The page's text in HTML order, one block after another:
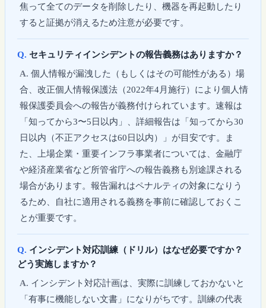
焦って全てのデータを削除したり、機器を再起動したり
すると証拠が消えるため注意が必要です。
セキュリティインシデントの報告義務はありますか？
個人情報が漏洩した（もしくはその可能性がある）場
合、改正個人情報保護法（2022年4月施行）により個人情
報保護委員会への報告が義務付けられています。速報は
「知ってから3〜5日以内」、詳細報告は「知ってから30
日以内（不正アクセスは60日以内）」が目安です。ま
た、上場企業・重要インフラ事業者については、金融庁
や経済産業省など所管省庁への報告義務も別途課される
場合があります。報告漏れはペナルティの対象になりう
るため、自社に適用される義務を事前に確認しておくこ
とが重要です。
インシデント対応訓練（ドリル）はなぜ必要ですか？
どう実施しますか？
インシデント対応計画は、実際に訓練しておかないと
「有事に機能しない文書」になりがちです。訓練の代表